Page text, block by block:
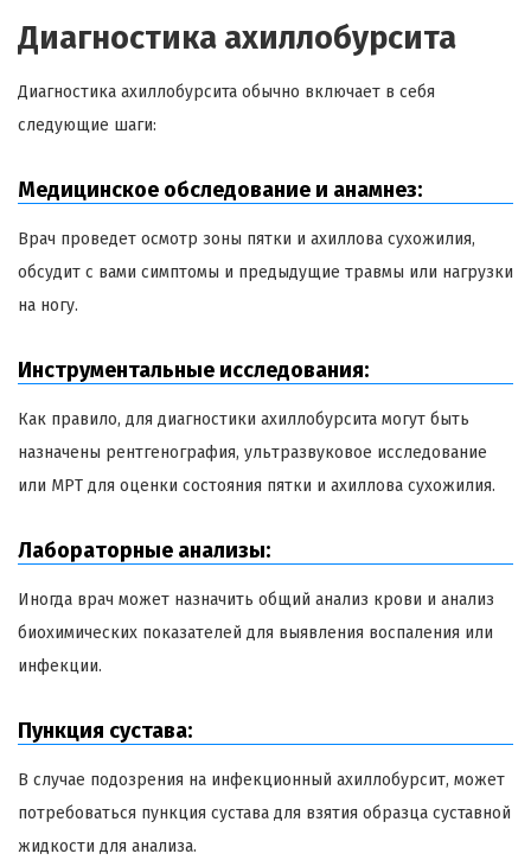
Диагностика ахиллобурсита
Диагностика ахиллобурсита обычно включает в себя
следующие шаги:
Медицинское обследование и анамнез:
Врач проведет осмотр зоны пятки и ахиллова сухожилия,
обсудит с вами симптомы и предыдущие травмы или нагрузки
на ногу.
Инструментальные исследования:
Как правило, для диагностики ахиллобурсита могут быть
назначены рентгенография, ультразвуковое исследование
или МРТ для оценки состояния пятки и ахиллова сухожилия.
Лабораторные анализы:
Иногда врач может назначить общий анализ крови и анализ
биохимических показателей для выявления воспаления или
инфекции.
Пункция сустава:
В случае подозрения на инфекционный ахиллобурсит, может
потребоваться пункция сустава для взятия образца суставной
жидкости для анализа.